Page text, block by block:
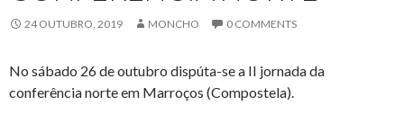
24 OUTUBRO, 2019 MONCHO 0 COMMENTS
No sábado 26 de outubro dispúta-se a II jornada da
conferência norte em Marroços (Compostela).